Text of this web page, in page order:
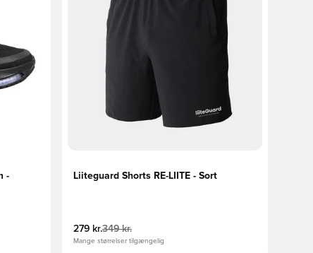
-
Liiteguard Shorts RE-LIITE - Sort
279 kr.349 kr.
Mange størrelser tilgængelig